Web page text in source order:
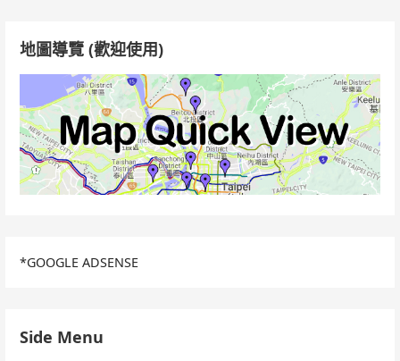
地圖導覽 (歡迎使用)
*GOOGLE ADSENSE
Side Menu